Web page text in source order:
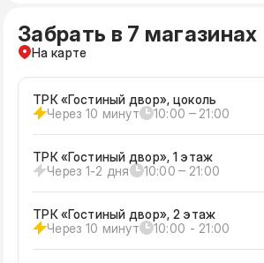
Забрать в 7 магазинах
На карте
ТРК «Гостиный двор», цоколь
Через 10 минут
10:00 ‒ 21:00
ТРК «Гостиный двор», 1 этаж
Через 1-2 дня
10:00 ‒ 21:00
ТРК «Гостиный двор», 2 этаж
Через 10 минут
10:00 - 21:00